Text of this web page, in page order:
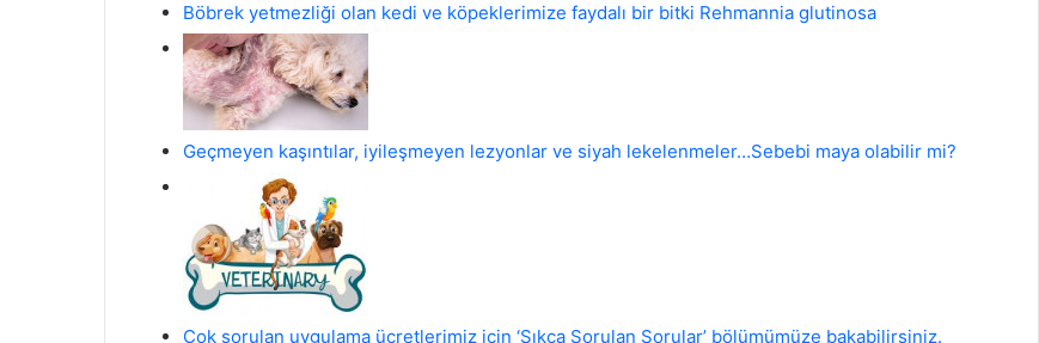
Böbrek yetmezliği olan kedi ve köpeklerimize faydalı bir bitki Rehmannia glutinosa
Geçmeyen kaşıntılar, iyileşmeyen lezyonlar ve siyah lekelenmeler…Sebebi maya olabilir mi?
Çok sorulan uygulama ücretlerimiz için ‘Sıkça Sorulan Sorular’ bölümümüze bakabilirsiniz.